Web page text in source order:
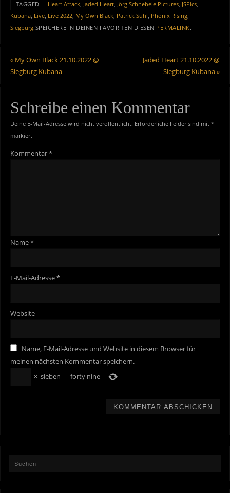
TAGGED Heart Attack, Jaded Heart, Jörg Schnebele Pictures, JSPics,
Kubana, Live, Live 2022, My Own Black, Patrick Sühl, Phönix Rising,
Siegburg.SPEICHERE IN DEINEN FAVORITEN DIESEN PERMALINK.
«My Own Black 21.10.2022 @
Siegburg Kubana
Jaded Heart 21.10.2022 @
Siegburg Kubana»
Schreibe einen Kommentar
Deine E-Mail-Adresse wird nicht veröffentlicht. Erforderliche Felder sind mit *
markiert
Kommentar*
Name*
E-Mail-Adresse*
Website
Name, E-Mail-Adresse und Website in diesem Browser für
meinen nächsten Kommentar speichern.
× sieben = forty nine